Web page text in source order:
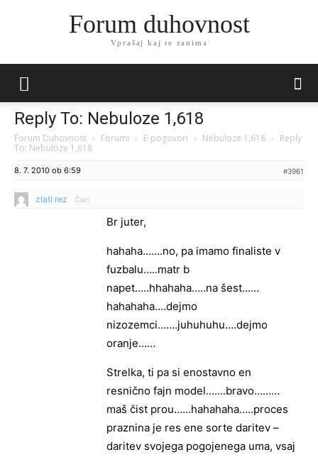
Forum duhovnost
Vprašaj kaj te zanima
Reply To: Nebuloze 1,618
Forum Duhovnost › Forumi › E-pogovori › Nebuloze 1,618 › Reply
To: Nebuloze 1,618
8. 7. 2010 ob 6:59 #3961
zlati rez Član
Br juter,
hahaha…….no, pa imamo finaliste v
fuzbalu…..matr b
napet…..hhahaha…..na šest……
hahahaha….dejmo
nizozemci…….juhuhuhu….dejmo
oranje……
Strelka, ti pa si enostavno en
resnično fajn model…….bravo………
maš čist prou……hahahaha…..proces
praznina je res ene sorte daritev –
daritev svojega pogojenega uma, vsaj